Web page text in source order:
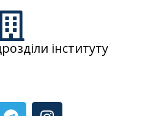
права
інституту